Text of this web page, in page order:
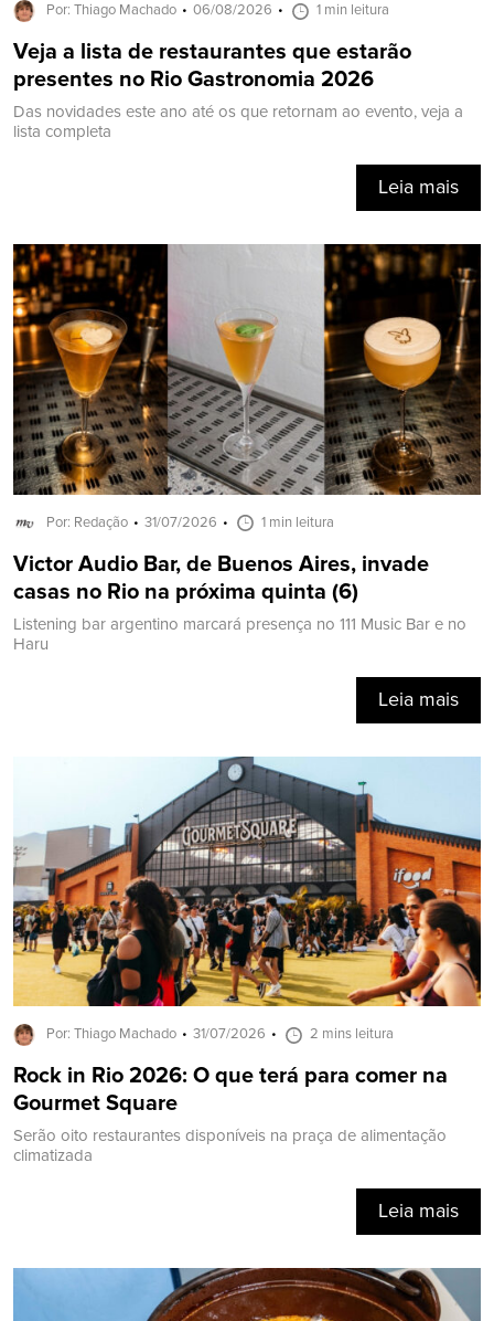
Por: Thiago Machado 06/08/2026 1 min leitura
Veja a lista de restaurantes que estarão
presentes no Rio Gastronomia 2026
Das novidades este ano até os que retornam ao evento, veja a
lista completa
Leia mais
Por: Redação 31/07/2026 1 min leitura
Victor Audio Bar, de Buenos Aires, invade
casas no Rio na próxima quinta (6)
Listening bar argentino marcará presença no 111 Music Bar e no
Haru
Leia mais
Por: Thiago Machado 31/07/2026 2 mins leitura
Rock in Rio 2026: O que terá para comer na
Gourmet Square
Serão oito restaurantes disponíveis na praça de alimentação
climatizada
Leia mais